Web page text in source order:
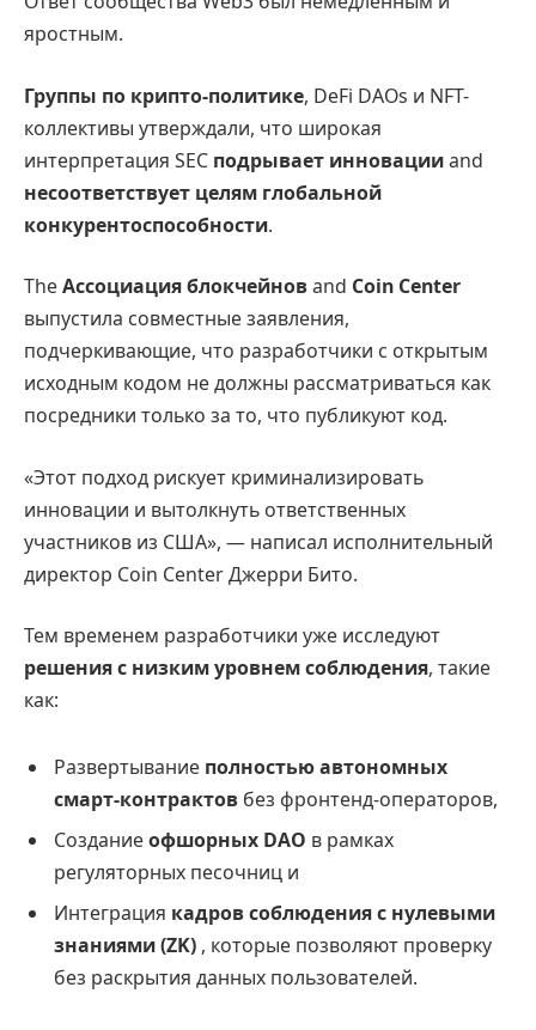
яростным.
Группы по крипто-политике, DeFi DAOs и NFT-
коллективы утверждали, что широкая
интерпретация SEC подрывает инновацииand
несоответствует целям глобальной
конкурентоспособности.
TheАссоциация блокчейновand Coin Center
выпустила совместные заявления,
подчеркивающие, что разработчики с открытым
исходным кодом не должны рассматриваться как
посредники только за то, что публикуют код.
«Этот подход рискует криминализировать
инновации и вытолкнуть ответственных
участников из США», — написал исполнительный
директор Coin Center Джерри Бито.
Тем временем разработчики уже исследуют
решения с низким уровнем соблюдения, такие
как:
Развертывание полностью автономных
смарт-контрактов без фронтенд-операторов,
Созданиеофшорных DAO в рамках
регуляторных песочниц и
Интеграция кадров соблюдения с нулевыми
знаниями (ZK) , которые позволяют проверку
без раскрытия данных пользователей.